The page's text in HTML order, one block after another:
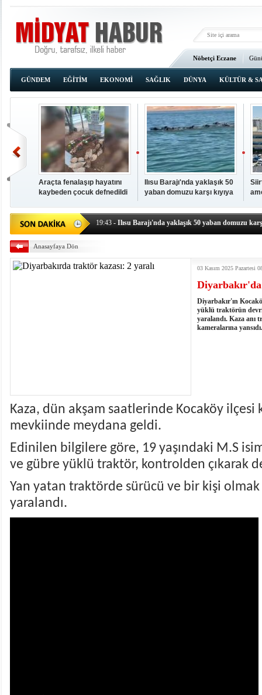
Nöbetçi Eczane
Ana Sayfa
GÜNDEM
EĞİTİM EKONOMİ SAĞLIK DÜNYA KÜLTÜR &
Araçta fenalaşıp hayatını
kaybeden çocuk defnedildi
Ilısu Barajı'nda yaklaşık 50
yaban domuzu karşı kıyıya
- OKUMAK İÇİN TIKLAYIN
19:43 - Ilısu Barajı'nda yaklaşık 50 yaban domuzu
19:42- Hacıoğlu: UMKE ekipleri bilgi, cesaret ve
19:08- HÜDA PAR Şırnak il başkanı Yalçın:
- Öter: Maneviyatı ve ahlaki yapıyı bozan en
- MARSU, Kabala Mahallesi'nin Yaklaşık 40
- VEFAT • Mehmet Ata Baştuğ
- Mardin’de yangına müdahale eden itfaiye
- Başkan Genç, Şırnak'ta dönel kavşak çağrısını
- Bakan Memişoğlu: 500 yataklı hastanemizi
Anasayfaya Dön
03 Kasım 2025 Pazartesi
Diyarbakır'ın
yüklü traktörün
yaralandı. Kaza anı
kameralarına yansıdı.
Kaza, dün akşam saatlerinde Kocaköy ilçesi
mevkiinde meydana geldi.
Edinilen bilgilere göre, 19 yaşındaki M.S
ve gübre yüklü traktör, kontrolden çıkarak
Yan yatan traktörde sürücü ve bir kişi
yaralandı.